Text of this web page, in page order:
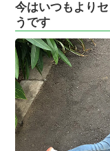
今はいつもより
うです